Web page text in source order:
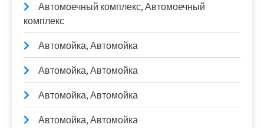
Автомоечный комплекс, Автомоечный
комплекс
Автомойка, Автомойка
Автомойка, Автомойка
Автомойка, Автомойка
Автомойка, Автомойка